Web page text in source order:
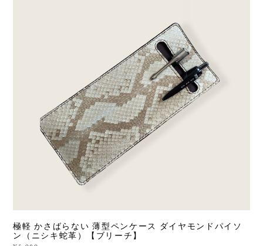
極軽 かさばらない 薄型ペンケース ダイヤモンドパイソ
ン（ニシキ蛇革）【ブリーチ】